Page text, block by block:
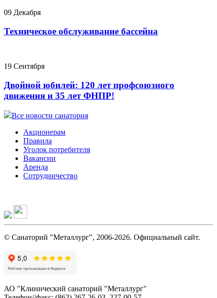
09 Декабря
Техническое обслуживание бассейна
19 Сентября
Двойной юбилей: 120 лет профсоюзного
движения и 35 лет ФНПР!
Все новости санатория
Акционерам
Правила
Уголок потребителя
Вакансии
Аренда
Сотрудничество
© Санаторий "Металлург", 2006-2026. Официальный сайт.
АО "Клинический санаторий "Металлург"